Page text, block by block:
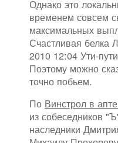
Однако это
временем совсем
максимальных
Счастливая
2010 12:04 Ути-
Поэтому можно
точно побьем.
По Винстрол в
из собеседников
наследники